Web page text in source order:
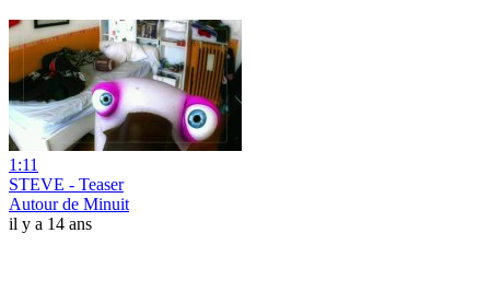
1:11
STEVE - Teaser
Autour de Minuit
il y a 14 ans